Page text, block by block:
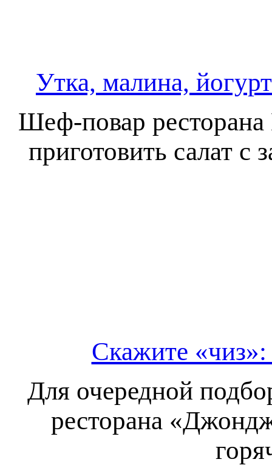
Утка, малина,
Шеф-повар
приготовить салат с
Скажите
Для очередной
ресторана